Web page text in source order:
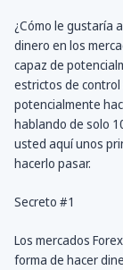
¿Cómo le gustaría
dinero en los
capaz de
estrictos de control
potencialmente
hablando de solo
usted aquí unos
hacerlo pasar.
Secreto #1
Los mercados
forma de hacer